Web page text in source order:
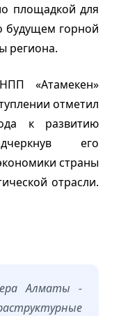
площадкой для
будущем горной
региона.
«Атамекен»
отметил
к развитию
его
страны
отрасли.
Алматы -